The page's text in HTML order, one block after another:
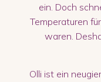
ein. Doch
Temperaturen
waren.
Olli ist ein